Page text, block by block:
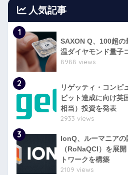
人気記事
1
SAXON Q、100超の
温ダイヤモンド量子
8988 views
2
リゲッティ・コンピ
ビット達成に向け英
相当）投資を発表
2933 views
3
IonQ、ルーマニアの
（RoNaQCI）を展
トワークを構築
2109 views